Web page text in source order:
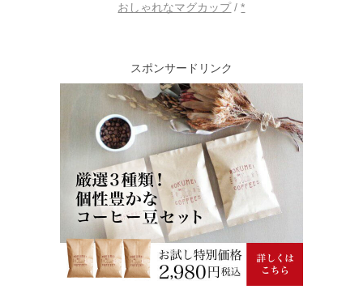
おしゃれなマグカップ/*
スポンサードリンク